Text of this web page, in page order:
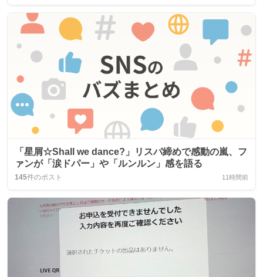
「星屑☆Shall we dance?」リスパ締めで感動の嵐、フ
ァンが「涙ドパー」や「ルンルン」感を語る
145件のポスト 11時間前